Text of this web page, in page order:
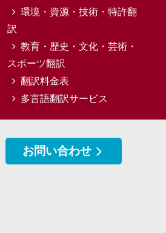
環境・資源・技術・特許翻
訳
教育・歴史・文化・芸術・
スポーツ翻訳
翻訳料金表
多言語翻訳サービス
お問い合わせ